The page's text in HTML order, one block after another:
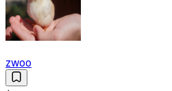
zwoo